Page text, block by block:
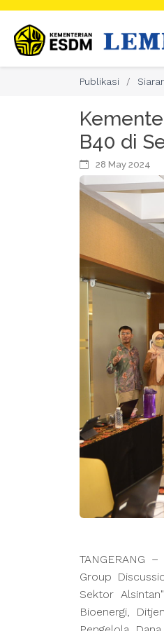
Publikasi
B40 di
28 May 2024
TANGERANG
Group
Sektor
Bioenergi,